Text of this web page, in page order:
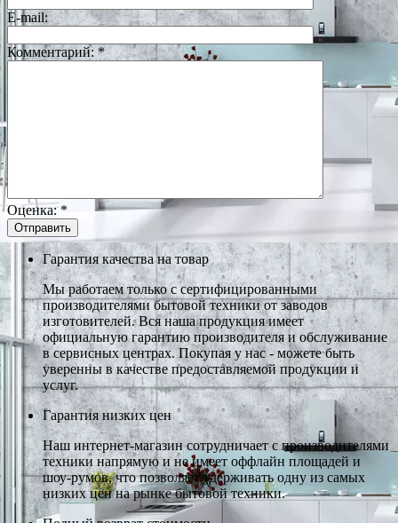
E-mail:
Комментарий:*
Оценка:*
Гарантия качества на товар
Мы работаем только с сертифицированными
производителями бытовой техники от заводов
изготовителей. Вся наша продукция имеет
официальную гарантию производителя и обслуживание
в сервисных центрах. Покупая у нас - можете быть
уверенны в качестве предоставляемой продукции и
услуг.
Гарантия низких цен
Наш интернет-магазин сотрудничает с производителями
техники напрямую и не имеет оффлайн площадей и
шоу-румов, что позволяет удерживать одну из самых
низких цен на рынке бытовой техники.